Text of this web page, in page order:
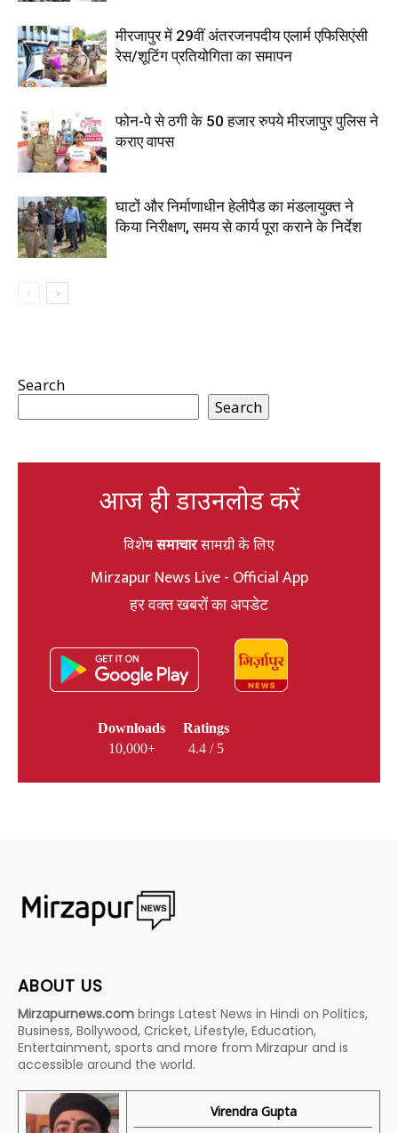
मीरजापुर में 29वीं अंतरजनपदीय एलार्म एफिसिएंसी
रेस/शूटिंग प्रतियोगिता का समापन
फोन-पे से ठगी के 50 हजार रुपये मीरजापुर पुलिस ने
कराए वापस
घाटों और निर्माणाधीन हेलीपैड का मंडलायुक्त ने
किया निरीक्षण, समय से कार्य पूरा कराने के निर्देश
Search
Search
आज ही डाउनलोड करें
विशेषसमाचारसामग्री के लिए
Mirzapur News Live - Official App
हर वक्त खबरों का अपडेट
Downloads
10,000+
Ratings
4.4 / 5
ABOUT US
Mirzapurnews.com brings Latest News in Hindi on Politics,
Business, Bollywood, Cricket, Lifestyle, Education,
Entertainment, sports and more from Mirzapur and is
accessible around the world.
Virendra Gupta